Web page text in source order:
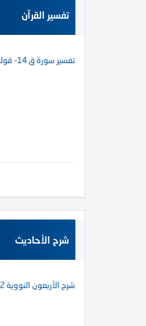
تفسير القرآن
تفسير سورة ق 14- قوله تعالى: ” وأزلفت الجنة للمتقين غير بعيد””
شرح الأحاديث
شرح الأربعون النووية 42- يا ابن آدم إنك ما دعوتني ورجوتني